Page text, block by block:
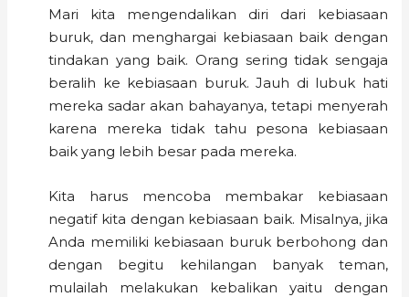
Mari kita mengendalikan diri dari kebiasaan
buruk, dan menghargai kebiasaan baik dengan
tindakan yang baik. Orang sering tidak sengaja
beralih ke kebiasaan buruk. Jauh di lubuk hati
mereka sadar akan bahayanya, tetapi menyerah
karena mereka tidak tahu pesona kebiasaan
baik yang lebih besar pada mereka.
Kita harus mencoba membakar kebiasaan
negatif kita dengan kebiasaan baik. Misalnya, jika
Anda memiliki kebiasaan buruk berbohong dan
dengan begitu kehilangan banyak teman,
mulailah melakukan kebalikan yaitu dengan